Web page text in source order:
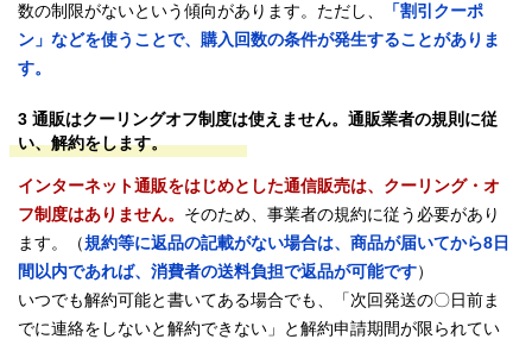
数の制限がないという傾向があります。ただし、
「割引クーポ
ン」などを使うことで、購入回数の条件が発生することがありま
す。
3 通販はクーリングオフ制度は使えません。通販業者の規則に従
い、解約をします。
インターネット通販をはじめとした通信販売は、クーリング・オ
フ制度はありません。 そのため、事業者の規約に従う必要があり
ます。（規約等に返品の記載がない場合は、商品が届いてから8日
間以内であれば、消費者の送料負担で返品が可能です）
いつでも解約可能と書いてある場合でも、「次回発送の〇日前ま
でに連絡をしないと解約できない」と解約申請期間が限られてい